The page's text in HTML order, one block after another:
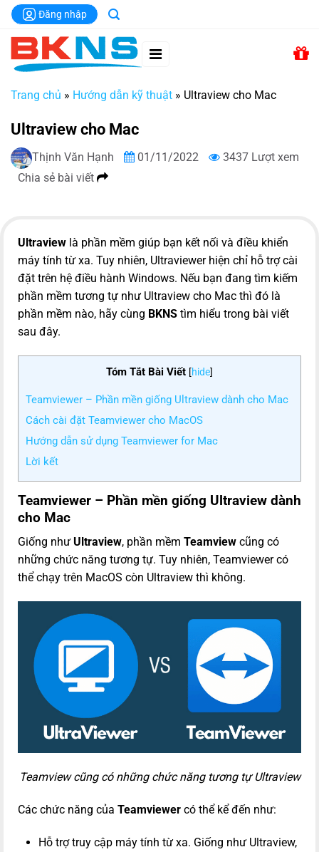
Chuyển
đến
dung
Đăng nhập
Trang chủ » Hướng dẫn kỹ thuật » Ultraview cho Mac
Ultraview cho Mac
Thịnh Văn Hạnh 01/11/2022
3437 Lượt xem
Chia sẻ bài viết
Ultraview là phần mềm giúp bạn kết nối và điều khiển
máy tính từ xa. Tuy nhiên, Ultraviewer hiện chỉ hỗ trợ cài
đặt trên hệ điều hành Windows. Nếu bạn đang tìm kiếm
phần mềm tương tự như Ultraview cho Mac thì đó là
phần mềm nào, hãy cùng BKNS tìm hiểu trong bài viết
sau đây.
Tóm Tắt Bài Viết [hide]
Teamviewer – Phần mền giống Ultraview dành cho Mac
Cách cài đặt Teamviewer cho MacOS
Hướng dẫn sử dụng Teamviewer for Mac
Lời kết
Teamviewer – Phần mền giống Ultraview dành
cho Mac
Giống như Ultraview, phần mềm Teamview cũng có
những chức năng tương tự. Tuy nhiên, Teamviewer có
thể chạy trên MacOS còn Ultraview thì không.
Teamview cũng có những chức năng tương tự Ultraview
Các chức năng của Teamviewer có thể kể đến như:
Hỗ trợ truy cập máy tính từ xa. Giống như Ultraview,